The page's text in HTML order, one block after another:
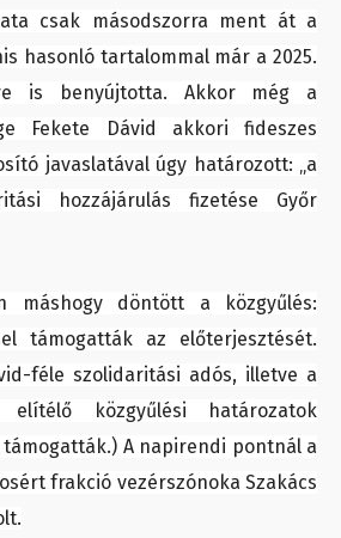
csak másodszorra ment át a
hasonló tartalommal már a 2025.
is benyújtotta. Akkor még a
Fekete Dávid akkori fideszes
javaslatával úgy határozott: „a
hozzájárulás fizetése Győr
máshogy döntött a közgyűlés:
támogatták az előterjesztését.
féle szolidaritási adós, illetve a
elítélő közgyűlési határozatok
A napirendi pontnál a
frakció vezérszónoka Szakács